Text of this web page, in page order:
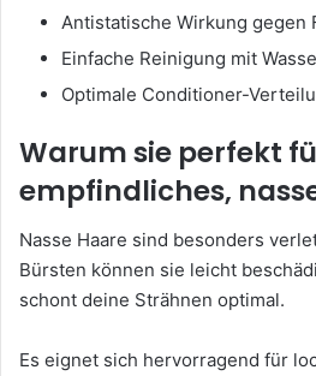
Antistatische Wirkung gegen
Einfache Reinigung mit
Optimale Conditioner-
Warum sie perfekt
empfindliches,
Nasse Haare sind besonders
Bürsten können sie leicht
schont deine Strähnen optimal.
Es eignet sich hervorragend für